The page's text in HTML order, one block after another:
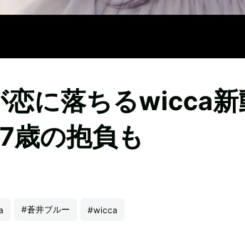
恋に落ちるwicca
の抱負も
#蒼井ブルー #wicca